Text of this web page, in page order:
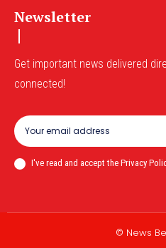
Newsletter
Get important news delivered
connected!
I've read and accept the Privacy
© News